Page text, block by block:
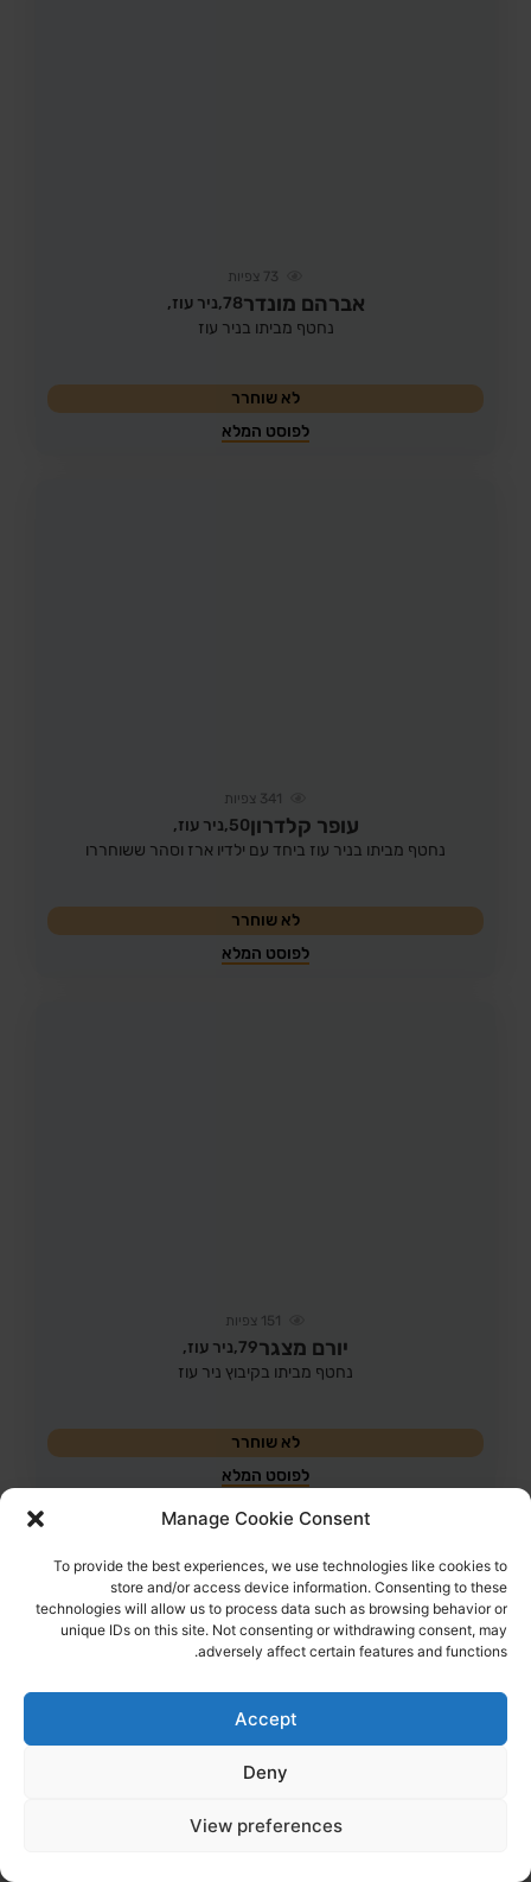
Manage Cookie Consent
To provide the best experiences, we use technologies like cookies to
store and/or access device information. Consenting to these
technologies will allow us to process data such as browsing behavior or
unique IDs on this site. Not consenting or withdrawing consent, may
adversely affect certain features and functions.
Accept
Deny
View preferences
73 צפיות
אברהם מונדר78, ניר עוז,
נחטף מביתו בניר עוז
לא שוחרר
לפוסט המלא
341 צפיות
עופר קלדרון50, ניר עוז,
נחטף מביתו בניר עוז ביחד עם ילדיו ארז וסהר ששוחררו
לא שוחרר
לפוסט המלא
151 צפיות
יורם מצגר79, ניר עוז,
נחטף מביתו בקיבוץ ניר עוז
לא שוחרר
לפוסט המלא